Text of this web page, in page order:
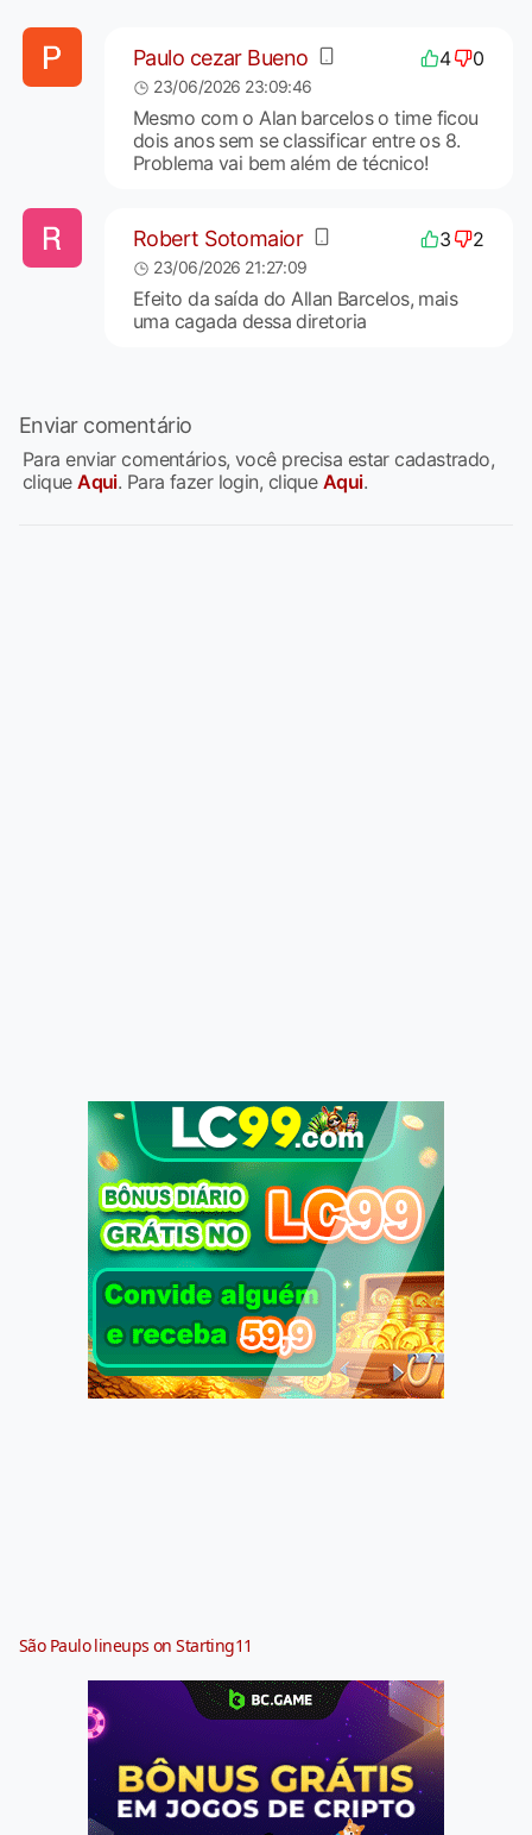
Paulo cezar Bueno 4 0
23/06/2026 23:09:46
Mesmo com o Alan barcelos o time ficou
dois anos sem se classificar entre os 8.
Problema vai bem além de técnico!
Robert Sotomaior 3 2
23/06/2026 21:27:09
Efeito da saída do Allan Barcelos, mais
uma cagada dessa diretoria
Enviar comentário
Para enviar comentários, você precisa estar cadastrado,
cliqueAqui. Para fazer login, clique Aqui.
São Paulo lineups on Starting11